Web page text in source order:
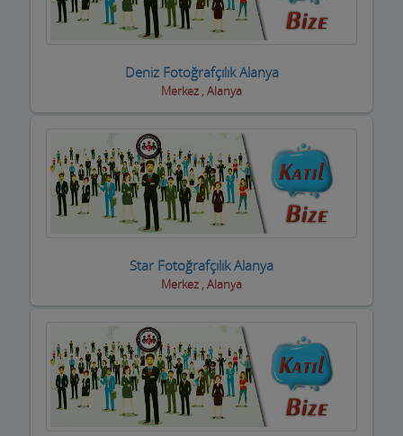
Züccaciyeler
Deniz Fotoğrafçılık Alanya
Merkez , Alanya
Star Fotoğrafçılık Alanya
Merkez , Alanya